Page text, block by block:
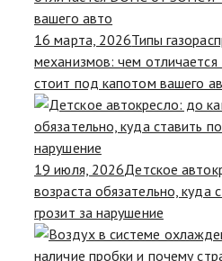
16 марта, 2026Типы
механизмов: чем отличается
стоит под капотом вашего
19 июля, 2026Детское
возраста обязательно, куда
грозит за нарушение